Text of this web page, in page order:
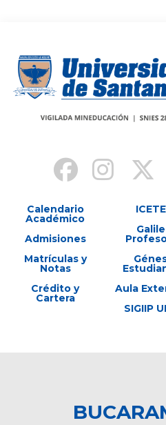
Calendario
Académico
Admisiones
Matrículas y
Notas
Crédito y
Cartera
Aula
SIGIIP